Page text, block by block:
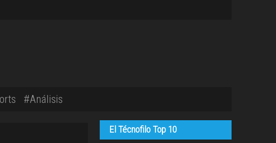
#Análisis
El Técnofilo Top 10